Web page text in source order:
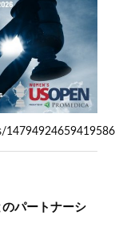
のパートナーシ